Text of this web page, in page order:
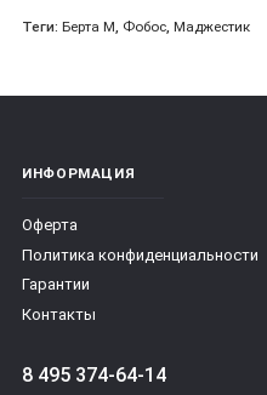
Теги: Берта М, Фобос, Маджестик
ИНФОРМАЦИЯ
Оферта
Политика конфиденциальности
Гарантии
Контакты
8 495 374-64-14